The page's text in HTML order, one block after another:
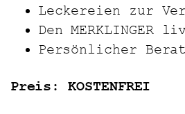
Leckereien zur
Den
Persönlicher
Preis: KOSTENFREI